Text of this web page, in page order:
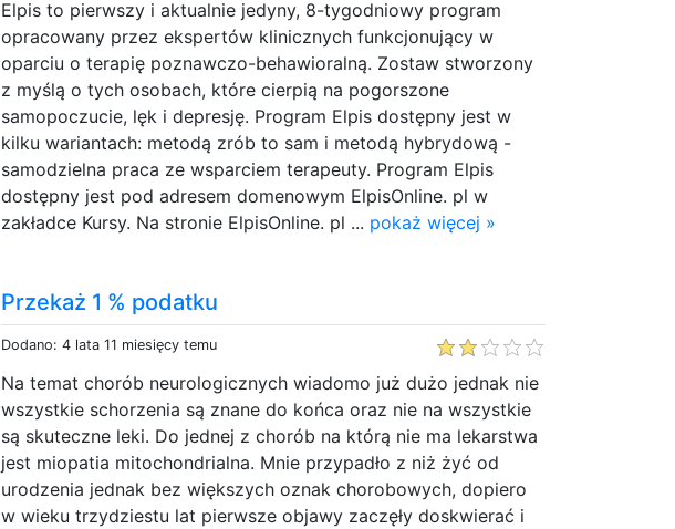
Elpis to pierwszy i aktualnie jedyny, 8-tygodniowy program
opracowany przez ekspertów klinicznych funkcjonujący w
oparciu o terapię poznawczo-behawioralną. Zostaw stworzony
z myślą o tych osobach, które cierpią na pogorszone
samopoczucie, lęk i depresję. Program Elpis dostępny jest w
kilku wariantach: metodą zrób to sam i metodą hybrydową -
samodzielna praca ze wsparciem terapeuty. Program Elpis
dostępny jest pod adresem domenowym ElpisOnline. pl w
zakładce Kursy. Na stronie ElpisOnline. pl ... pokaż więcej »
Przekaż 1 % podatku
Dodano: 4 lata 11 miesięcy temu
Na temat chorób neurologicznych wiadomo już dużo jednak nie
wszystkie schorzenia są znane do końca oraz nie na wszystkie
są skuteczne leki. Do jednej z chorób na którą nie ma lekarstwa
jest miopatia mitochondrialna. Mnie przypadło z niż żyć od
urodzenia jednak bez większych oznak chorobowych, dopiero
w wieku trzydziestu lat pierwsze objawy zaczęły doskwierać i